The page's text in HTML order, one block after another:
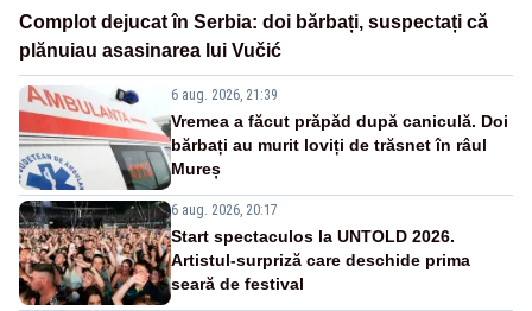
Complot dejucat în Serbia: doi bărbați, suspectați că
plănuiau asasinarea lui Vučić
6 aug. 2026, 21:39
Vremea a făcut prăpăd după caniculă. Doi
bărbați au murit loviți de trăsnet în râul
Mureș
6 aug. 2026, 20:17
Start spectaculos la UNTOLD 2026.
Artistul-surpriză care deschide prima
seară de festival